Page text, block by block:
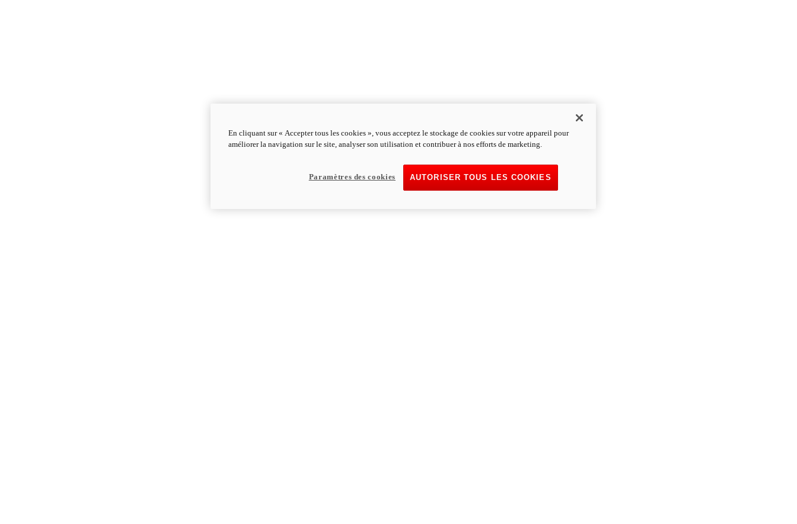
En cliquant sur « Accepter tous les cookies », vous acceptez le stockage de cookies sur votre appareil pour
améliorer la navigation sur le site, analyser son utilisation et contribuer à nos efforts de marketing.
AUTORISER TOUS LES COOKIES
Paramètres des cookies